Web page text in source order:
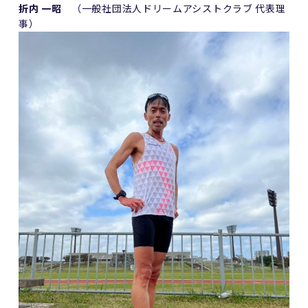
折内 一昭 （一般社団法人ドリームアシストクラブ 代表理
事）